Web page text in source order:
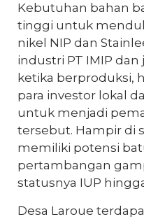
Kebutuhan bahan
tinggi untuk
nikel NIP dan
industri PT IMIP dan
ketika berproduksi,
para investor lokal
untuk menjadi
tersebut. Hampir di
memiliki potensi
pertambangan
statusnya IUP
Desa Laroue